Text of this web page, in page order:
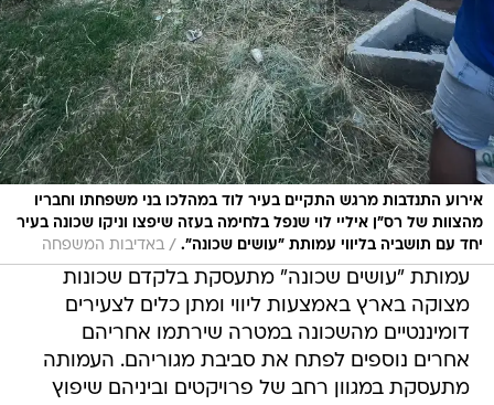
אירוע התנדבות מרגש התקיים בעיר לוד במהלכו בני משפחתו וחבריו
מהצוות של רס"ן איליי לוי שנפל בלחימה בעזה שיפצו וניקו שכונה בעיר
יחד עם תושביה בליווי עמותת "עושים שכונה". / באדיבות המשפחה
עמותת "עושים שכונה" מתעסקת בלקדם שכונות
מצוקה בארץ באמצעות ליווי ומתן כלים לצעירים
דומיננטיים מהשכונה במטרה שירתמו אחריהם
אחרים נוספים לפתח את סביבת מגוריהם. העמותה
מתעסקת במגוון רחב של פרויקטים וביניהם שיפוץ